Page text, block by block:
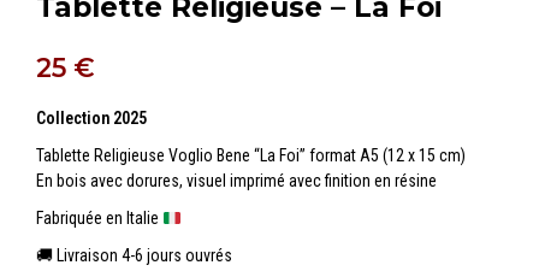
Tablette Religieuse – La Foi
25 €
Collection 2025
Tablette Religieuse Voglio Bene “La Foi” format A5 (12 x 15 cm)
En bois avec dorures, visuel imprimé avec finition en résine
Fabriquée en Italie
🚚 Livraison 4-6 jours ouvrés